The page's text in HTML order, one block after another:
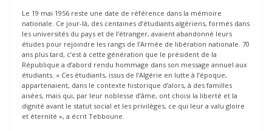
Le 19 mai 1956 reste une date de référence dans la mémoire
nationale. Ce jour-là, des centaines d’étudiants algériens, formés dans
les universités du pays et de l’étranger, avaient abandonné leurs
études pour rejoindre les rangs de l’Armée de libération nationale. 70
ans plus tard, c’est à cette génération que le président de la
République a d’abord rendu hommage dans son message annuel aux
étudiants. « Ces étudiants, issus de l’Algérie en lutte à l’époque,
appartenaient, dans le contexte historique d’alors, à des familles
aisées, mais qui, par leur noblesse d’âme, ont choisi la liberté et la
dignité avant le statut social et les privilèges, ce qui leur a valu gloire
et éternité », a écrit Tebboune.